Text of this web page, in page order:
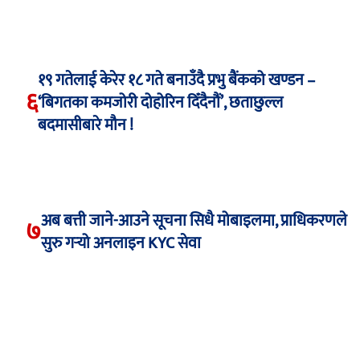
६
१९ गतेलाई केरेर १८ गते बनाउँदै प्रभु बैंकको खण्डन –
‘बिगतका कमजोरी दोहोरिन दिँदैनौं’, छताछुल्ल
बदमासीबारे मौन !
७अब बत्ती जाने-आउने सूचना सिधै मोबाइलमा, प्राधिकरणले
सुरु गर्‍यो अनलाइन KYC सेवा